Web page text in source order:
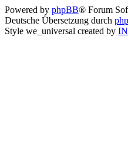
Powered by phpBB® Forum
Deutsche Übersetzung durch
Style we_universal created by